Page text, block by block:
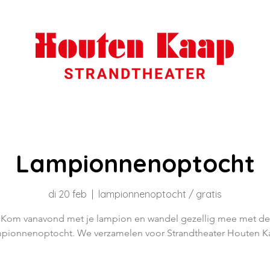
Lampionnenoptocht
di 20 feb lampionnenoptocht / gratis
Kom vanavond met je lampion en wandel gezellig mee met de
We verzamelen voor Strandtheater Houten